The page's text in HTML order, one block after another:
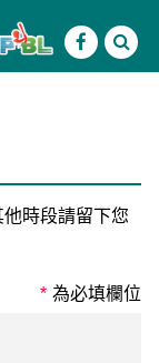
時段請留下您
* 為必填欄位